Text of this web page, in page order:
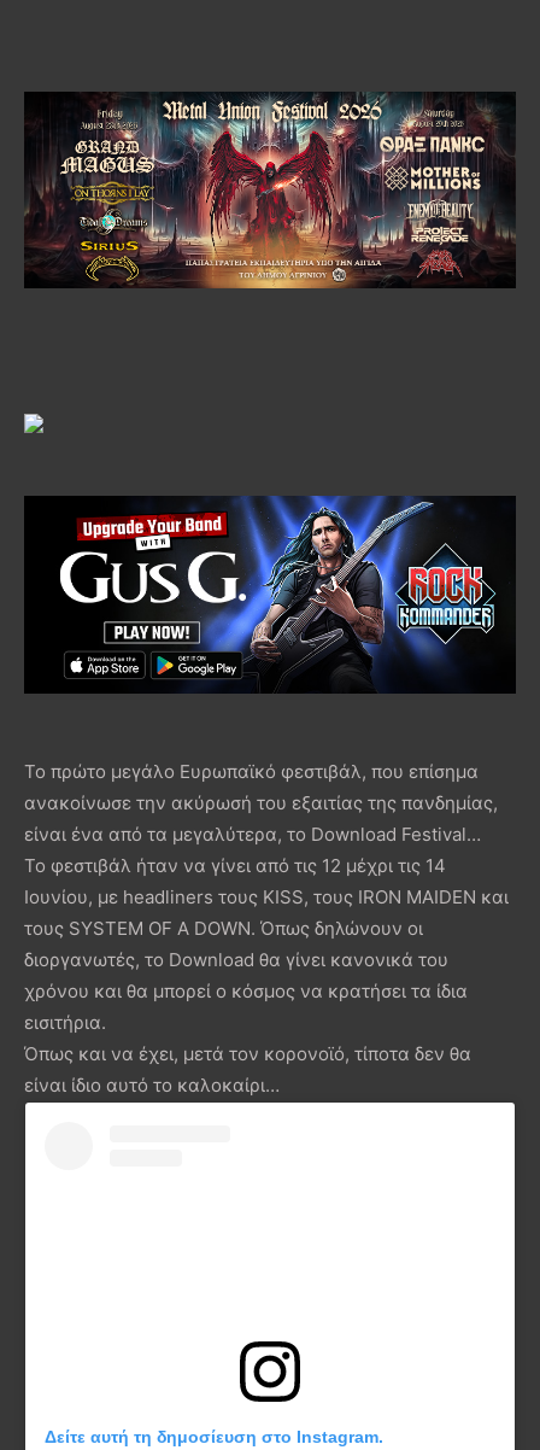
Το πρώτο μεγάλο Ευρωπαϊκό φεστιβάλ, που επίσημα
ανακοίνωσε την ακύρωσή του εξαιτίας της πανδημίας,
είναι ένα από τα μεγαλύτερα, το Download Festival…
To φεστιβάλ ήταν να γίνει από τις 12 μέχρι τις 14
Ιουνίου, με headliners τους KISS, τους IRON MAIDEN και
τους SYSTEM OF A DOWN. Όπως δηλώνουν οι
διοργανωτές, το Download θα γίνει κανονικά του
χρόνου και θα μπορεί ο κόσμος να κρατήσει τα ίδια
εισιτήρια.
Όπως και να έχει, μετά τον κορονοϊό, τίποτα δεν θα
είναι ίδιο αυτό το καλοκαίρι…
Δείτε αυτή τη δημοσίευση στο Instagram.